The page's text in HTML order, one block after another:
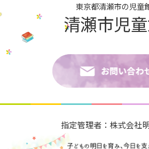
東京都清瀬市の児童
清瀬市児
指定管理者：株式会社